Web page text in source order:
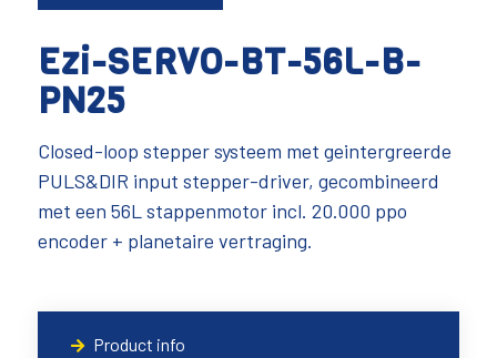
Ezi-SERVO-BT-56L-B-
PN25
Closed-loop stepper systeem met geintergreerde
PULS&DIR input stepper-driver, gecombineerd
met een 56L stappenmotor incl. 20.000 ppo
encoder + planetaire vertraging.
Product info